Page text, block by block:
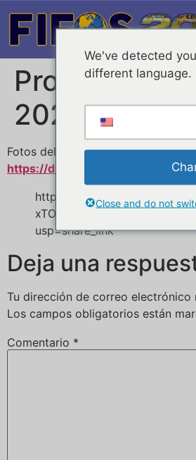
Proyectos
2022
Fotos del acto
https://drive.google.com/drive/
https://drive.google.com/
usp=share_link
Deja una
Tu dirección de correo electrónico
Los campos obligatorios están
Comentario *
We've detected
different
Close and do not